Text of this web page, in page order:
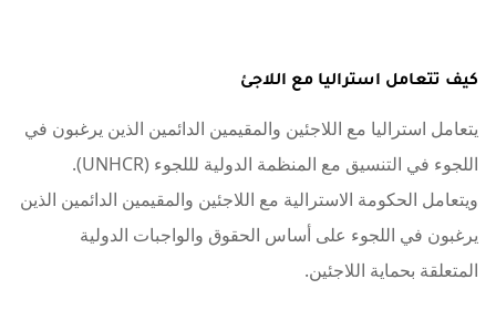
كيف تتعامل استراليا مع اللاجئ
يتعامل استراليا مع اللاجئين والمقيمين الدائمين الذين يرغبون في
اللجوء في التنسيق مع المنظمة الدولية لللجوء (UNHCR).
ويتعامل الحكومة الاسترالية مع اللاجئين والمقيمين الدائمين الذين
يرغبون في اللجوء على أساس الحقوق والواجبات الدولية
المتعلقة بحماية اللاجئين.